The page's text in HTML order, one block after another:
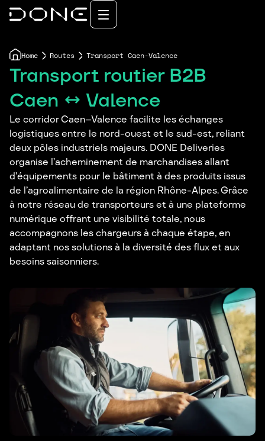
Home Routes Transport Caen-Valence
Transport routier B2B
Caen ↔ Valence
Le corridor Caen–Valence facilite les échanges
logistiques entre le nord-ouest et le sud-est, reliant
deux pôles industriels majeurs. DONE Deliveries
organise l’acheminement de marchandises allant
d’équipements pour le bâtiment à des produits issus
de l’agroalimentaire de la région Rhône-Alpes. Grâce
à notre réseau de transporteurs et à une plateforme
numérique offrant une visibilité totale, nous
accompagnons les chargeurs à chaque étape, en
adaptant nos solutions à la diversité des flux et aux
besoins saisonniers.